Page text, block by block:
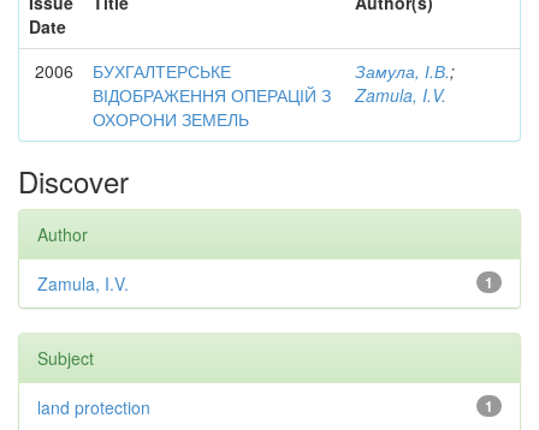
Date
2006
БУХГАЛТЕРСЬКЕ
ВІДОБРАЖЕННЯ ОПЕРАЦІЙ З
ОХОРОНИ ЗЕМЕЛЬ
Замула, І.В.;
Zamula, I.V.
Discover
Author
1
Zamula, I.V.
Subject
1
land protection